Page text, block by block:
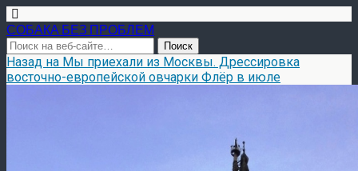
СОБАКА БЕЗ ПРОБЛЕМ
Назад на Мы приехали из Москвы. Дрессировка
восточно-европейской овчарки Флёр в июле